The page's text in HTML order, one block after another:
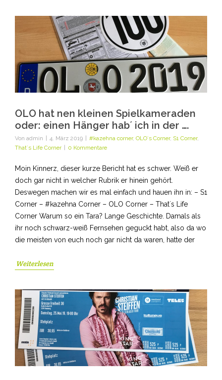
OLO hat nen kleinen Spielkameraden
oder: einen Hänger hab´ ich in der ….
Von admin 4. März 2019 #kazehna corner, OLO´s Corner, S1 Corner,
That´s Life Corner
0 Kommentare
Moin Kinnerz, dieser kurze Bericht hat es schwer. Weiß er
doch gar nicht in welcher Rubrik er hinein gehört.
Deswegen machen wir es mal einfach und hauen ihn in: – S1
Corner – #kazehna Corner – OLO Corner – That´s Life
Corner Warum so ein Tara? Lange Geschichte. Damals als
ihr noch schwarz-weiß Fernsehen geguckt habt, also da wo
die meisten von euch noch gar nicht da waren, hatte der
Weiterlesen